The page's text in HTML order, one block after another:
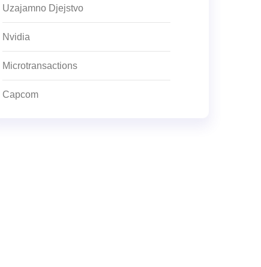
Uzajamno Djejstvo
Nvidia
Microtransactions
Capcom